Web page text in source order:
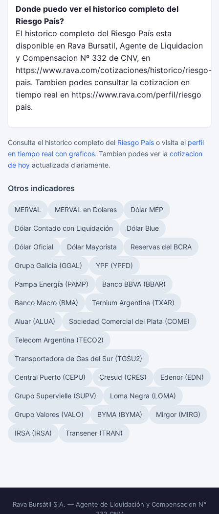
Donde puedo ver el historico completo del
Riesgo País?
El historico completo del Riesgo País esta
disponible en Rava Bursatil, Agente de Liquidacion
y Compensacion Nº 332 de CNV, en
https://www.rava.com/cotizaciones/historico/riesgo-
pais. Tambien podes consultar la cotizacion en
tiempo real en https://www.rava.com/perfil/riesgo
pais.
Consulta el historico completo del Riesgo País o visita el perfil
en tiempo real con graficos. Tambien podes ver la cotizacion
de hoy actualizada diariamente.
Otros indicadores
MERVAL MERVAL en Dólares Dólar MEP
Dólar Contado con Liquidación Dólar Blue
Dólar Oficial Dólar Mayorista Reservas del BCRA
Grupo Galicia (GGAL) YPF (YPFD)
Pampa Energía (PAMP) Banco BBVA (BBAR)
Banco Macro (BMA) Ternium Argentina (TXAR)
Aluar (ALUA) Sociedad Comercial del Plata (COME)
Telecom Argentina (TECO2)
Transportadora de Gas del Sur (TGSU2)
Central Puerto (CEPU) Cresud (CRES) Edenor (EDN)
Grupo Supervielle (SUPV) Loma Negra (LOMA)
Grupo Valores (VALO) BYMA (BYMA) Mirgor (MIRG)
IRSA (IRSA) Transener (TRAN)
Rava Bursátil S.A. — Agente de Liquidación y Compensacion N°